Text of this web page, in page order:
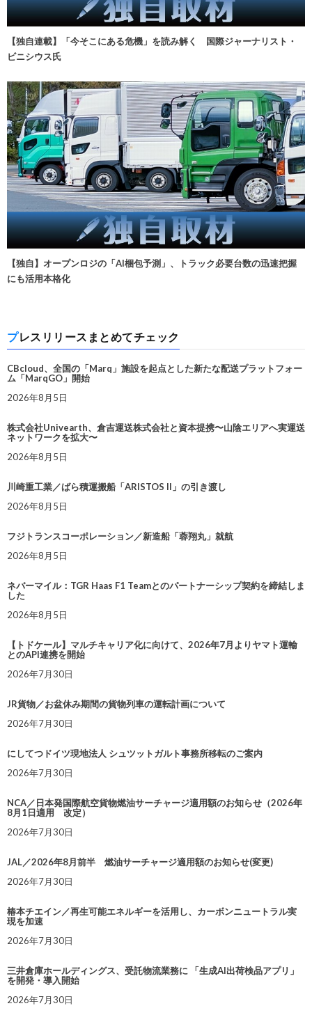
【独自連載】「今そこにある危機」を読み解く 国際ジャーナリスト・
ビニシウス氏
【独自】オープンロジの「AI梱包予測」、トラック必要台数の迅速把握
にも活用本格化
プレスリリースまとめてチェック
CBcloud、全国の「Marq」施設を起点とした新たな配送プラットフォー
ム「MarqGO」開始
2026年8月5日
株式会社Univearth、倉吉運送株式会社と資本提携〜山陰エリアへ実運送
ネットワークを拡大〜
2026年8月5日
川崎重工業／ばら積運搬船「ARISTOS II」の引き渡し
2026年8月5日
フジトランスコーポレーション／新造船「蓉翔丸」就航
2026年8月5日
ネバーマイル：TGR Haas F1 Teamとのパートナーシップ契約を締結しま
した
2026年8月5日
【トドケール】マルチキャリア化に向けて、2026年7月よりヤマト運輸
とのAPI連携を開始
2026年7月30日
JR貨物／お盆休み期間の貨物列車の運転計画について
2026年7月30日
にしてつドイツ現地法人 シュツットガルト事務所移転のご案内
2026年7月30日
NCA／日本発国際航空貨物燃油サーチャージ適用額のお知らせ（2026年
8月1日適用 改定）
2026年7月30日
JAL／2026年8月前半 燃油サーチャージ適用額のお知らせ(変更)
2026年7月30日
椿本チエイン／再生可能エネルギーを活用し、カーボンニュートラル実
現を加速
2026年7月30日
三井倉庫ホールディングス、受託物流業務に 「生成AI出荷検品アプリ」
を開発・導入開始
2026年7月30日